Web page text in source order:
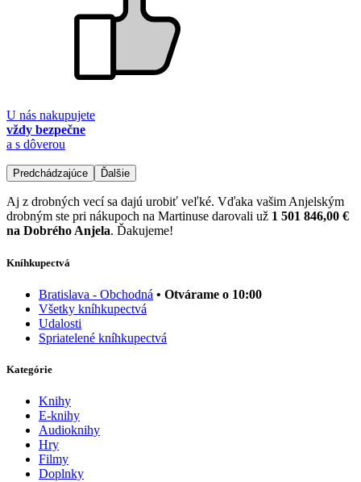
U nás nakupujete
vždy bezpečne
a s dôverou
Predchádzajúce Ďalšie
Aj z drobných vecí sa dajú urobiť veľké. Vďaka vašim Anjelským
drobným ste pri nákupoch na Martinuse darovali už 1 501 846,00 €
na Dobrého Anjela. Ďakujeme!
Kníhkupectvá
Bratislava - Obchodná • Otvárame o 10:00
Všetky kníhkupectvá
Udalosti
Spriatelené kníhkupectvá
Kategórie
Knihy
E-knihy
Audioknihy
Hry
Filmy
Doplnky